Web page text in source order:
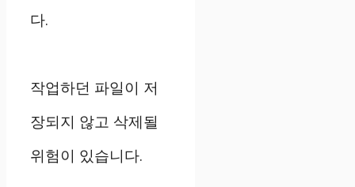
다.
작업하던 파일이 저
장되지 않고 삭제될
위험이 있습니다.